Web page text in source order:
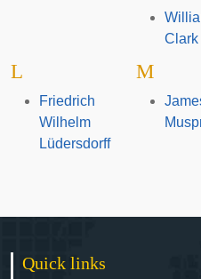
Clark
L
Friedrich
Wilhelm
Lüdersdorff
M
Quick links